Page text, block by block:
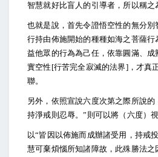
智慧就好比盲人的引導者，所以稱之
也就是說，首先令證悟空性的無分別
行持由佈施開始的種種如海之菩薩行
益他眾的行為為己任，依靠圓滿、
實空性[行苦完全寂滅的法界]，才真
聯。
另外，依照宣說六度次第之際所說的
持淨戒則忍辱。”則可以將（六度）
以“皆因以佈施而成辦諸受用，持戒
慧可棄煩惱所知諸障故，此殊勝法之